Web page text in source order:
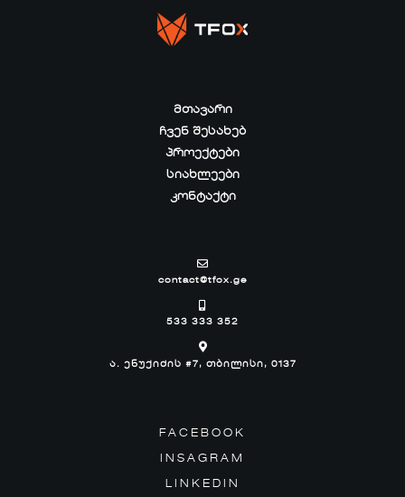
ᲛᲗᲐᲕᲐᲠᲘ
ᲩᲕᲔᲜ ᲨᲔᲡᲐᲮᲔᲑ
ᲞᲠᲝᲔᲥᲢᲔᲑᲘ
ᲡᲘᲐᲮᲚᲔᲔᲑᲘ
ᲙᲝᲜᲢᲐᲥᲢᲘ
contact@tfox.ge
533 333 352
ა. ენუქიძის #7, თბილისი, 0137
FACEBOOK
INSAGRAM
LINKEDIN